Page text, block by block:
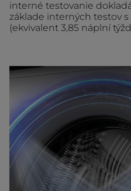
interné testovanie
základe interných testov
(ekvivalent 3,85 náplní